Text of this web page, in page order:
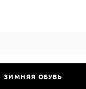
ЗИМНЯЯ ОБУВЬ